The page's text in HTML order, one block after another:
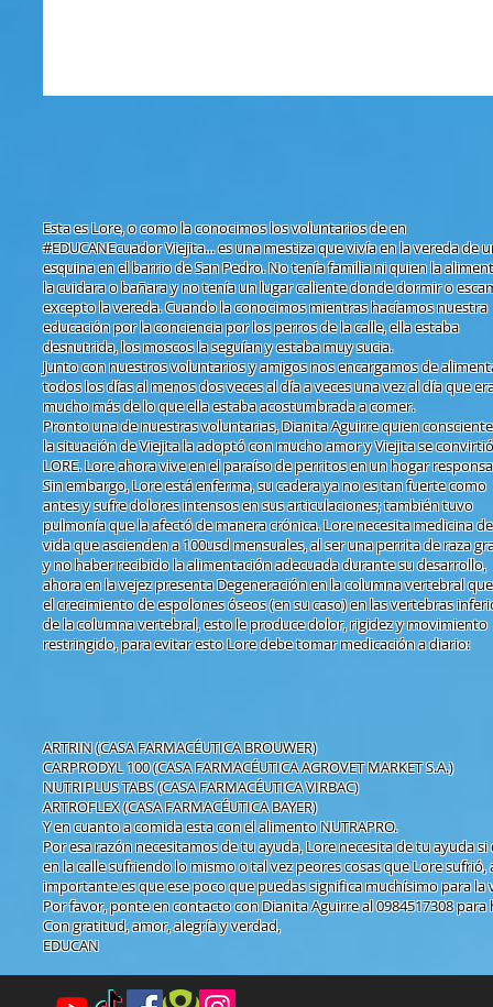
Esta es Lore, o como la conocimos los voluntarios de en
#EDUCANEcuador Viejita... es una mestiza que vivía en la vereda de
esquina en el barrio de San Pedro. No tenía familia ni quien la
la cuidara o bañara y no tenía un lugar caliente donde dormir o
excepto la vereda. Cuando la conocimos mientras hacíamos nuestra
educación por la conciencia por los perros de la calle, ella estaba
desnutrida, los moscos la seguían y estaba muy sucia.
Junto con nuestros voluntarios y amigos nos encargamos de
todos los días al menos dos veces al día a veces una vez al día que
mucho más de lo que ella estaba acostumbrada a comer.
Pronto una de nuestras voluntarias, Dianita Aguirre quien
la situación de Viejita la adoptó con mucho amor y Viejita se
LORE. Lore ahora vive en el paraíso de perritos en un hogar
Sin embargo, Lore está enferma, su cadera ya no es tan fuerte como
antes y sufre dolores intensos en sus articulaciones; también tuvo
pulmonía que la afectó de manera crónica. Lore necesita medicina
vida que ascienden a 100usd mensuales, al ser una perrita de raza
y no haber recibido la alimentación adecuada durante su desarrollo,
ahora en la vejez presenta Degeneración en la columna vertebral
el crecimiento de espolones óseos (en su caso) en las vertebras
de la columna vertebral, esto le produce dolor, rigidez y movimiento
restringido, para evitar esto Lore debe tomar medicación a diario:
ARTRIN (CASA FARMACÉUTICA BROUWER)
CARPRODYL 100 (CASA FARMACÉUTICA AGROVET MARKET S.A.)
NUTRIPLUS TABS (CASA FARMACÉUTICA VIRBAC)
ARTROFLEX (CASA FARMACÉUTICA BAYER)
Y en cuanto a comida esta con el alimento NUTRAPRO.
Por esa razón necesitamos de tu ayuda, Lore necesita de tu ayuda
en la calle sufriendo lo mismo o tal vez peores cosas que Lore
importante es que ese poco que puedas significa muchísimo para la
Por favor, ponte en contacto con Dianita Aguirre al 0984517308
Con gratitud, amor, alegría y verdad,
EDUCAN